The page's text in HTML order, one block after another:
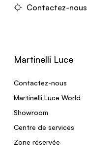
Contactez-nous
Martinelli Luce
Contactez-nous
Martinelli Luce World
Showroom
Centre de services
Zone réservée